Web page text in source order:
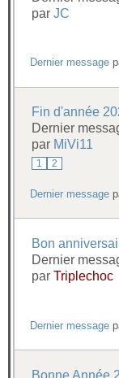
par JC
Dernier message
Fin d'année
Dernier
par MiVi11
1 2
Dernier message
Bon
Dernier
par Triplechoc
Dernier message
Bonne Année